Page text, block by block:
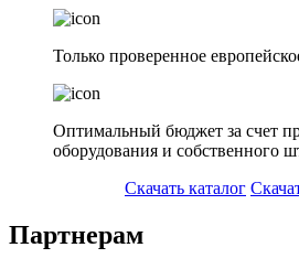
Только проверенное
Оптимальный бюджет за счет
оборудования и собственного
Скачать каталог
Партнерам